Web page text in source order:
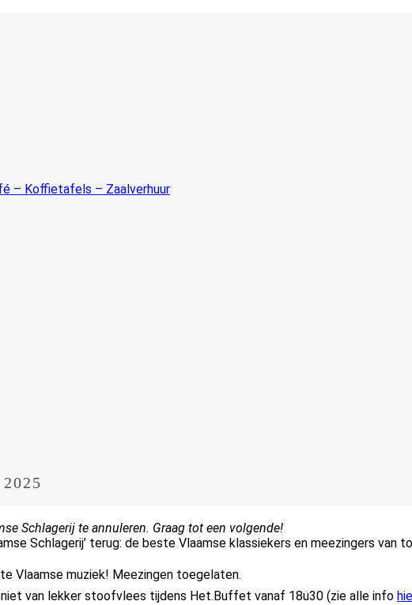
Schlagerij te annuleren. Graag tot een volgende!
Schlagerij’ terug: de beste Vlaamse klassiekers en meezingers
Vlaamse muziek! Meezingen toegelaten.
van lekker stoofvlees tijdens Het.Buffet vanaf 18u30 (zie alle info